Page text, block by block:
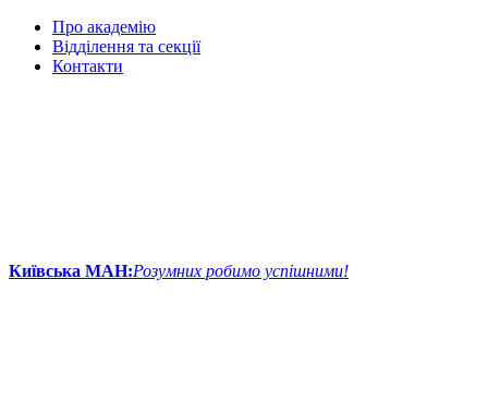
Про академію
Відділення та секції
Контакти
Київська МАН:Розумних робимо успішними!